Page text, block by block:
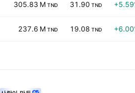
305.83 M TND 31.90 TND
237.6 M TND 19.08 TND